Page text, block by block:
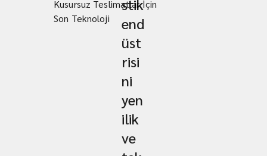
Kusursuz Teslimatlar İçin
Son Teknoloji
stik
end
üst
risi
ni
yen
ilik
ve